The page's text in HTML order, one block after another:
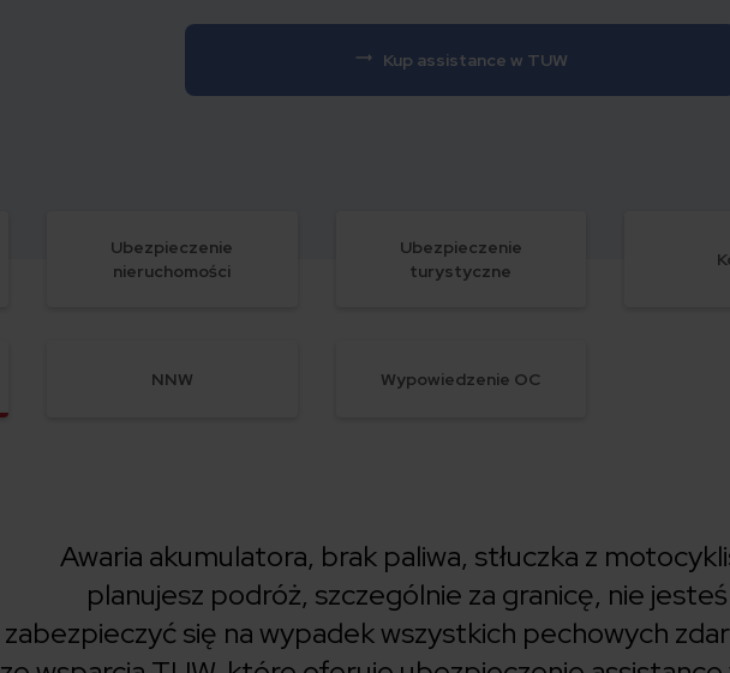
Kup assistance w TUW
Ubezpieczenie
nieruchomości
Ubezpieczenie
turystyczne
NNW Wypowiedzenie OC
Awaria akumulatora, brak paliwa, stłuczka z
planujesz podróż, szczególnie za granicę, nie
zabezpieczyć się na wypadek wszystkich pechowych